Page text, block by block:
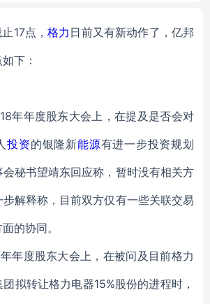
17点， 格力 日前又有新动作了，亿邦
下：
年年度股东大会上，在提及是否会对
投资的银隆新能源有进一步投资规划
秘书望靖东回应称，暂时没有相关方
解释称，目前双方仅有一些关联交易
的协同。
年度股东大会上，在被问及目前格力
拟转让格力电器15%股份的进程时，